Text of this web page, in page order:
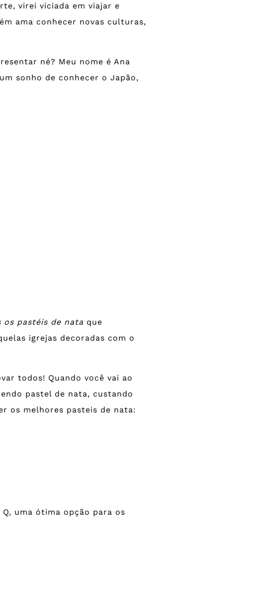
virei viciada em viajar e
ama conhecer novas culturas,
né? Meu nome é Ana
sonho de conhecer o Japão,
os pastéis de nata que
igrejas decoradas com o
todos! Quando você vai ao
pastel de nata, custando
os melhores pasteis de nata:
uma ótima opção para os